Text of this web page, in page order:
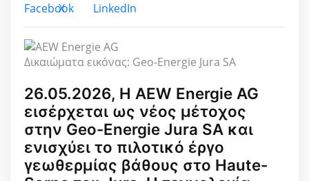
Δικαιώματα εικόνας: Geo-Energie Jura SA
26.05.2026, Η AEW Energie AG
εισέρχεται ως νέος μέτοχος
στην Geo-Energie Jura SA και
ενισχύει το πιλοτικό έργο
γεωθερμίας βάθους στο Haute-